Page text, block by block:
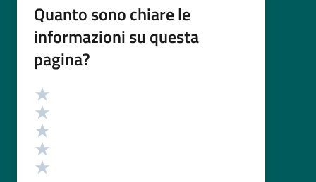
Quanto sono chiare le
informazioni su questa
pagina?
Valutazione